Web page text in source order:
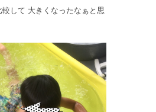
して 大きくなったなぁと思